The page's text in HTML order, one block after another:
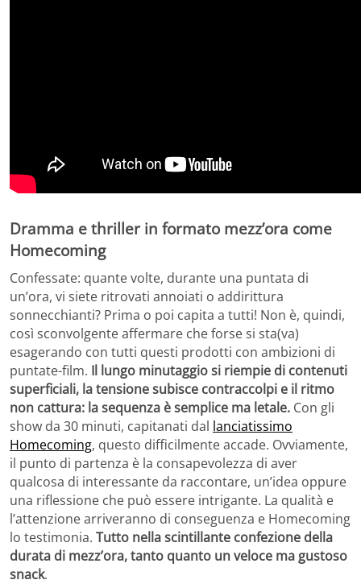
Dramma e thriller in formato mezz’ora come
Homecoming
Confessate: quante volte, durante una puntata di
un’ora, vi siete ritrovati annoiati o addirittura
sonnecchianti? Prima o poi capita a tutti! Non è, quindi,
così sconvolgente affermare che forse si sta(va)
esagerando con tutti questi prodotti con ambizioni di
puntate-film. Il lungo minutaggio si riempie di contenuti
superficiali, la tensione subisce contraccolpi e il ritmo
non cattura: la sequenza è semplice ma letale. Con gli
show da 30 minuti, capitanati dal lanciatissimo
Homecoming, questo difficilmente accade. Ovviamente,
il punto di partenza è la consapevolezza di aver
qualcosa di interessante da raccontare, un’idea oppure
una riflessione che può essere intrigante. La qualità e
l’attenzione arriveranno di conseguenza e Homecoming
lo testimonia. Tutto nella scintillante confezione della
durata di mezz’ora, tanto quanto un veloce ma gustoso
snack.